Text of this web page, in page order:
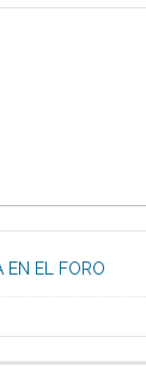
EN EL FORO